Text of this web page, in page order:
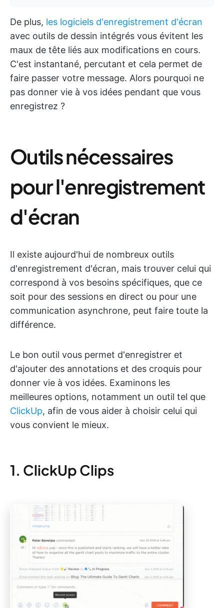
De plus, les logiciels d'enregistrement d'écran
avec outils de dessin intégrés vous évitent les
maux de tête liés aux modifications en cours.
C'est instantané, percutant et cela permet de
faire passer votre message. Alors pourquoi ne
pas donner vie à vos idées pendant que vous
enregistrez ?
Outils nécessaires
pour l'enregistrement
d'écran
Il existe aujourd'hui de nombreux outils
d'enregistrement d'écran, mais trouver celui qui
correspond à vos besoins spécifiques, que ce
soit pour des sessions en direct ou pour une
communication asynchrone, peut faire toute la
différence.
Le bon outil vous permet d'enregistrer et
d'ajouter des annotations et des croquis pour
donner vie à vos idées. Examinons les
meilleures options, notamment un outil tel que
ClickUp, afin de vous aider à choisir celui qui
vous convient le mieux.
1. ClickUp Clips